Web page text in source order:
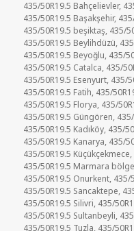
435/50R19.5 Bahçelievler,
435/50R19.5 Başakşehir,
435/50R19.5 beşiktaş, 435/
435/50R19.5 Beylihdüzü,
435/50R19.5 Beyoğlu, 435/
435/50R19.5 Catalca, 435/
435/50R19.5 Esenyurt, 435/
435/50R19.5 Fatih, 435/
435/50R19.5 Florya, 435/
435/50R19.5 Güngören,
435/50R19.5 Kadıköy, 435/
435/50R19.5 Kanarya, 435/
435/50R19.5 Küçükçekmece,
435/50R19.5 Marmara
435/50R19.5 Onurkent, 435/
435/50R19.5 Sancaktepe,
435/50R19.5 Silivri, 435/
435/50R19.5 Sultanbeyli,
435/50R19.5 Tuzla, 435/